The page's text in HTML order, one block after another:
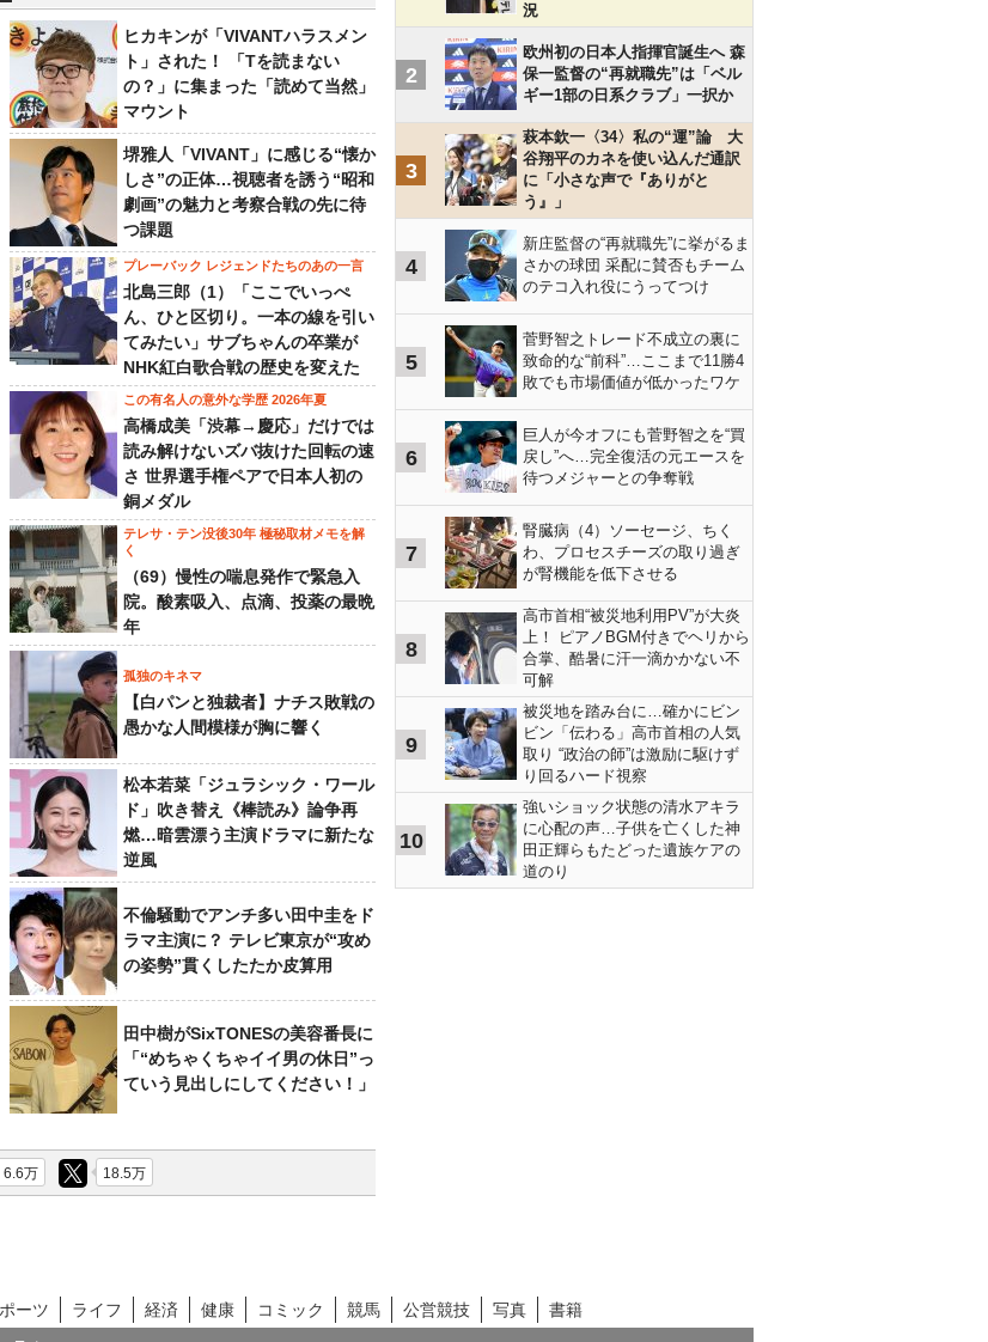
ヒカキンが「VIVANTハラスメン
ト」された！ 「Tを読まない
の？」に集まった「読めて当然」
マウント
堺雅人「VIVANT」に感じる“懐か
しさ”の正体…視聴者を誘う“昭和
劇画”の魅力と考察合戦の先に待
つ課題
プレーバック レジェンドたちのあの一言
北島三郎（1）「ここでいっぺ
ん、ひと区切り。一本の線を引い
てみたい」サブちゃんの卒業が
NHK紅白歌合戦の歴史を変えた
この有名人の意外な学歴 2026年夏
高橋成美「渋幕→慶応」だけでは
読み解けないズバ抜けた回転の速
さ 世界選手権ペアで日本人初の
銅メダル
テレサ・テン没後30年 極秘取材メモを解
く
（69）慢性の喘息発作で緊急入
院。酸素吸入、点滴、投薬の最晩
年
孤独のキネマ
【白パンと独裁者】ナチス敗戦の
愚かな人間模様が胸に響く
松本若菜「ジュラシック・ワール
ド」吹き替え《棒読み》論争再
燃…暗雲漂う主演ドラマに新たな
逆風
不倫騒動でアンチ多い田中圭をド
ラマ主演に？ テレビ東京が“攻め
の姿勢”貫くしたたか皮算用
田中樹がSixTONESの美容番長に
「“めちゃくちゃイイ男の休日”っ
ていう見出しにしてください！」
6.6万 18.5万
況
2
欧州初の日本人指揮官誕生へ 森
保一監督の“再就職先”は「ベル
ギー1部の日系クラブ」一択か
3
萩本欽一〈34〉私の“運”論 大
谷翔平のカネを使い込んだ通訳
に「小さな声で『ありがと
う』」
4
新庄監督の“再就職先”に挙がるま
さかの球団 采配に賛否もチーム
のテコ入れ役にうってつけ
5
菅野智之トレード不成立の裏に
致命的な“前科”…ここまで11勝4
敗でも市場価値が低かったワケ
6
巨人が今オフにも菅野智之を“買
戻し”へ…完全復活の元エースを
待つメジャーとの争奪戦
7
腎臓病（4）ソーセージ、ちく
わ、プロセスチーズの取り過ぎ
が腎機能を低下させる
8
高市首相“被災地利用PV”が大炎
上！ ピアノBGM付きでヘリから
合掌、酷暑に汗一滴かかない不
可解
9
被災地を踏み台に…確かにビン
ビン「伝わる」高市首相の人気
取り “政治の師”は激励に駆けず
り回るハード視察
10
強いショック状態の清水アキラ
に心配の声…子供を亡くした神
田正輝らもたどった遺族ケアの
道のり
ーツ ライフ 経済 健康 コミック 競馬 公営競技 写真
書籍